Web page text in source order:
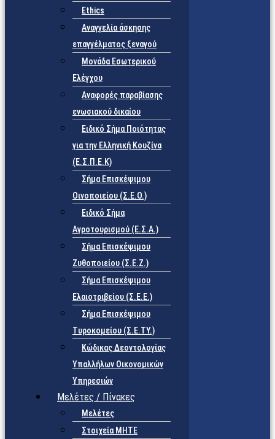
Ethics
Αναγγελία άσκησης
επαγγέλματος ξεναγού
Μονάδα Εσωτερικού
Ελέγχου
Αναφορές παραβίασης
ενωσιακού δικαίου
Ειδικό Σήμα Ποιότητας
για την Ελληνική Κουζίνα
(Ε.Σ.Π.Ε.Κ)
Σήμα Επισκέψιμου
Οινοποιείου (Σ.Ε.Ο.)
Ειδικό Σήμα
Αγροτουρισμού (Ε.Σ.Α.)
Σήμα Επισκέψιμου
Ζυθοποιείου (Σ.Ε.Ζ.)
Σήμα Επισκέψιμου
Ελαιοτριβείου (Σ.Ε.Ε.)
Σήμα Επισκέψιμου
Τυροκομείου (Σ.Ε.TY.)
Κώδικας Δεοντολογίας
Υπαλλήλων Οικονομικών
Υπηρεσιών
Μελέτες / Πίνακες
Μελέτες
Στοιχεία ΜΗΤΕ